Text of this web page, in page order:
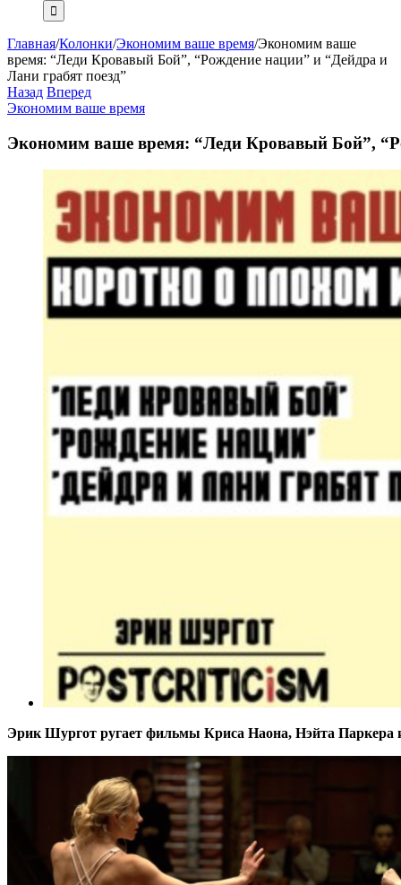
Главная/Колонки/Экономим ваше время/Экономим ваше
время: “Леди Кровавый Бой”, “Рождение нации” и “Дейдра и
Лани грабят поезд”
Назад Вперед
Экономим ваше время
Экономим ваше время: “Леди Кровавый Бой”,
Эрик Шургот ругает фильмы Криса Наона, Нэйта